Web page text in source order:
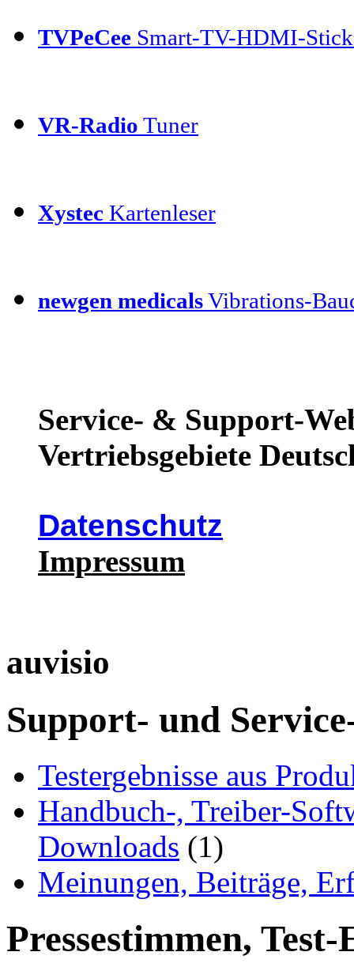
TVPeCee Smart-TV-HDMI-
VR-Radio Tuner
Xystec Kartenleser
newgen medicalsVibrations-
Service- & Support-
Vertriebsgebiete
Datenschutz
Impressum
auvisio
Support- und
Testergebnisse aus
Handbuch-, Treiber-
Downloads (1)
Meinungen, Beiträge,
Pressestimmen,